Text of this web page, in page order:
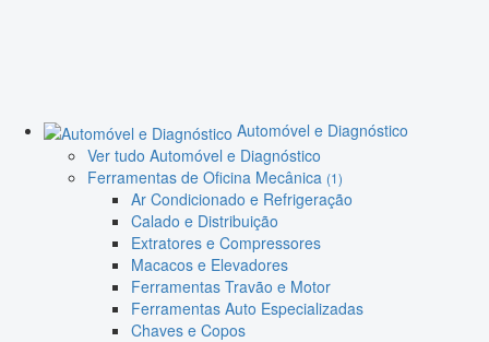
Automóvel e Diagnóstico
Ver tudo Automóvel e Diagnóstico
Ferramentas de Oficina Mecânica (1)
Ar Condicionado e Refrigeração
Calado e Distribuição
Extratores e Compressores
Macacos e Elevadores
Ferramentas Travão e Motor
Ferramentas Auto Especializadas
Chaves e Copos